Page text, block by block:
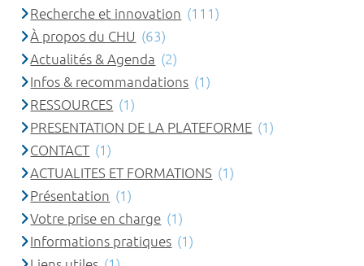
Recherche et innovation (111)
À propos du CHU (63)
Actualités & Agenda (2)
Infos & recommandations (1)
RESSOURCES (1)
PRESENTATION DE LA PLATEFORME (1)
CONTACT (1)
ACTUALITES ET FORMATIONS (1)
Présentation (1)
Votre prise en charge (1)
Informations pratiques (1)